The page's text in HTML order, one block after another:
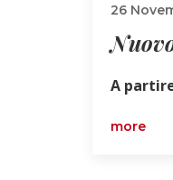
26
A
more